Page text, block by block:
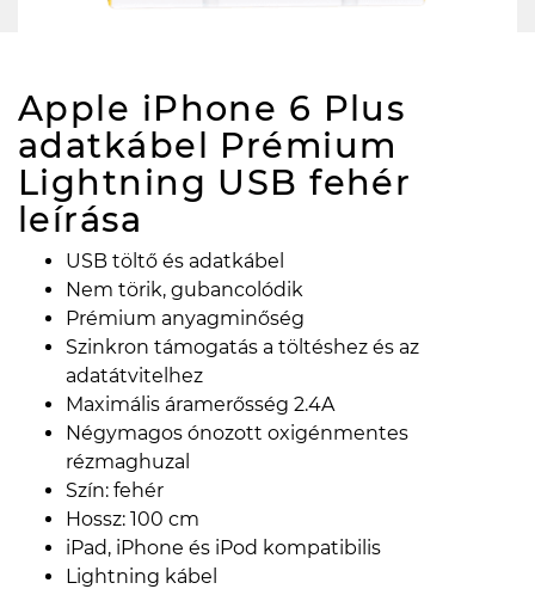
Apple iPhone 6 Plus
adatkábel Prémium
Lightning USB fehér
leírása
USB töltő és adatkábel
Nem törik, gubancolódik
Prémium anyagminőség
Szinkron támogatás a töltéshez és az
adatátvitelhez
Maximális áramerősség 2.4A
Négymagos ónozott oxigénmentes
rézmaghuzal
Szín: fehér
Hossz: 100 cm
iPad, iPhone és iPod kompatibilis
Lightning kábel